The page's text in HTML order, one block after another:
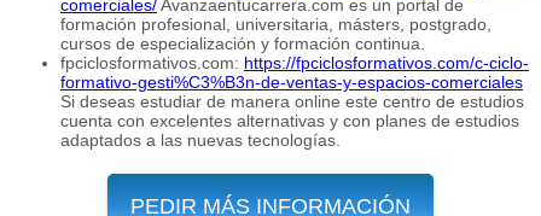
comerciales/Avanzaentucarrera.com es un portal de
formación profesional, universitaria, másters, postgrado,
cursos de especialización y formación continua.
fpciclosformativos.com: https://fpciclosformativos.com/c-ciclo-
formativo-gesti%C3%B3n-de-ventas-y-espacios-comerciales
Si deseas estudiar de manera online este centro de estudios
cuenta con excelentes alternativas y con planes de estudios
adaptados a las nuevas tecnologías.
PEDIR MÁS INFORMACIÓN